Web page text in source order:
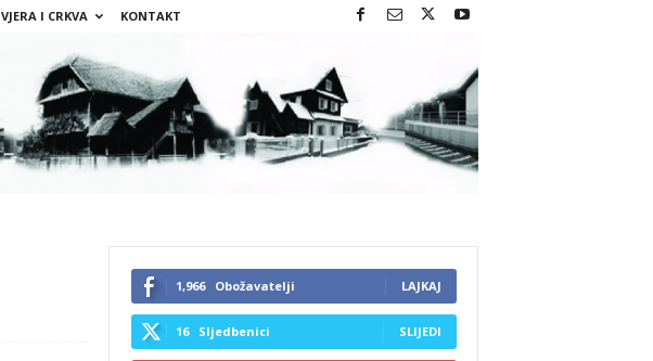
VJERA I CRKVA KONTAKT
1,966 Obožavatelji LAJKAJ
16 Sljedbenici SLIJEDI